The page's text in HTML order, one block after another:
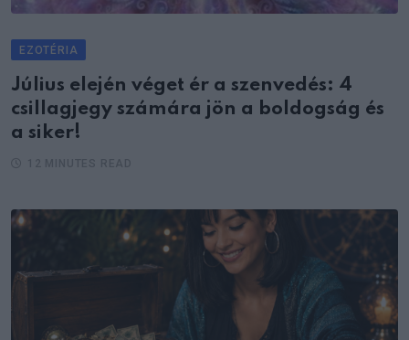
EZOTÉRIA
Július elején véget ér a szenvedés: 4
csillagjegy számára jön a boldogság és
a siker!